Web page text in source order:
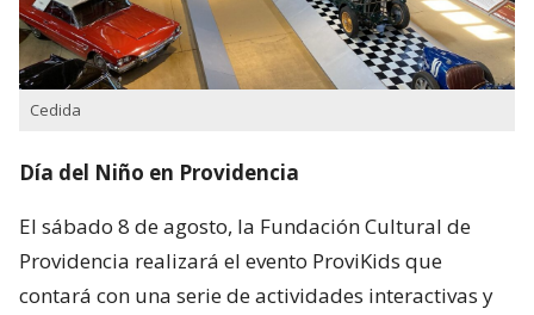
Cedida
Día del Niño en Providencia
El sábado 8 de agosto, la Fundación Cultural de
Providencia realizará el evento ProviKids que
contará con una serie de actividades interactivas y